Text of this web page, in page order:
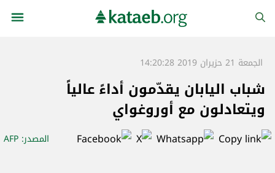
الجمعة 21 حزيران 2019 14:20:28
شباب اليابان يقدّمون أداءً عالياً
ويتعادلون مع أوروغواي
المصدر: AFP